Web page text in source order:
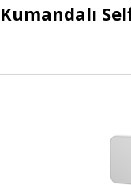
Kumandalı